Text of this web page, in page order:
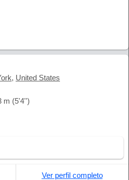
, United States
m (5'4'')
Ver perfil completo